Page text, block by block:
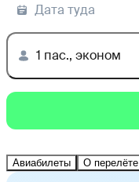
Дата туда
1 пас., эконом
Авиабилеты О перелёте